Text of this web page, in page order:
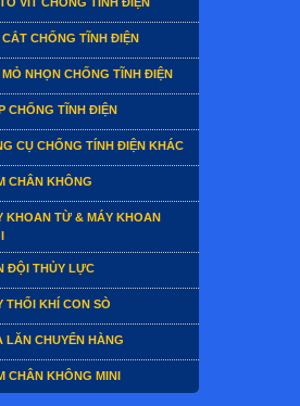
CẮT CHỐNG TĨNH ĐIỆN
MỎ NHỌN CHỐNG TĨNH ĐIỆN
CHỐNG TĨNH ĐIỆN
CỤ CHỐNG TÍNH ĐIỆN KHÁC
CHÂN KHÔNG
KHOAN TỪ & MÁY KHOAN
ĐỘI THỦY LỰC
THỔI KHÍ CON SÒ
LĂN CHUYỂN HÀNG
CHÂN KHÔNG MINI